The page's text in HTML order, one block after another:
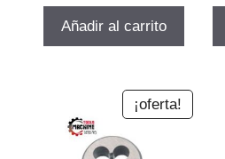
era:
Añadir al carrito
¡oferta!